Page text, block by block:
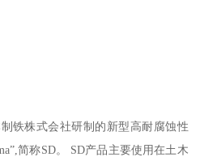
铁株式会社研制的新型高耐腐蚀性
简称SD。 SD产品主要使用在土木